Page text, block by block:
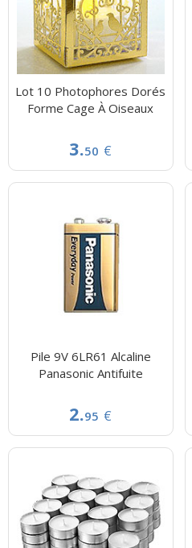
Lot 10 Photophores Dorés
Forme Cage À Oiseaux
3.50 €
Pile 9V 6LR61 Alcaline
Panasonic Antifuite
2.95 €